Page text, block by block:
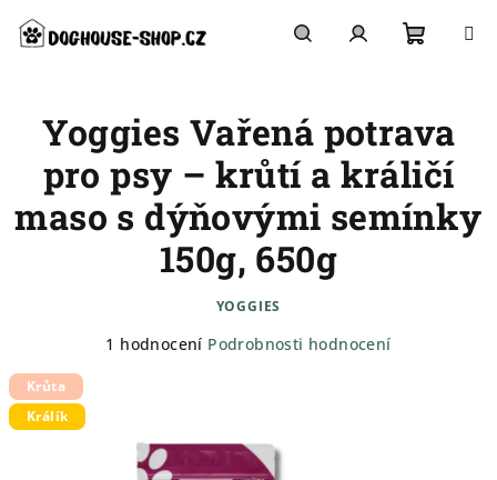
obsah
košík
Yoggies Vařená potrava
pro psy – krůtí a králičí
maso s dýňovými semínky
150g, 650g
YOGGIES
Průměrné
1 hodnocení Podrobnosti hodnocení
Krůta
Králík